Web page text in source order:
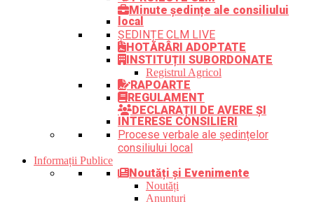
Minute ședințe ale consiliului
local
ȘEDINȚE CLM LIVE
HOTĂRÂRI ADOPTATE
INSTITUȚII SUBORDONATE
Registrul Agricol
RAPOARTE
REGULAMENT
DECLARAȚII DE AVERE ȘI
INTERESE CONSILIERI
Procese verbale ale ședințelor
consiliului local
Informații Publice
Noutăți și Evenimente
Noutăți
Anunțuri